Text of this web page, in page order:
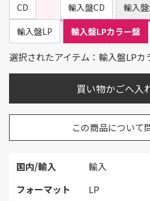
国内/輸入
輸入
フォーマット
LP
CD 輸入盤CD
輸入
輸入盤LP
輸入盤LPカラー盤
選択されたアイテム：輸入盤LPカ
この商品について